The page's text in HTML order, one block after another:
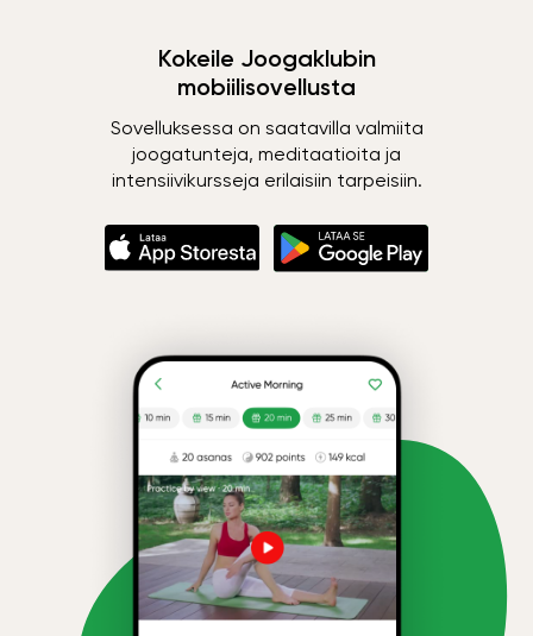
Kokeile Joogaklubin
mobiilisovellusta
Sovelluksessa on saatavilla valmiita
joogatunteja, meditaatioita ja
intensiivikursseja erilaisiin tarpeisiin.